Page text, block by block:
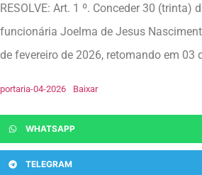
RESOLVE: Art. 1 º. Conceder 30 (trinta)
funcionária Joelma de Jesus
de fevereiro de 2026, retomando em 03
portaria-04-2026 Baixar
WHATSAPP
TELEGRAM